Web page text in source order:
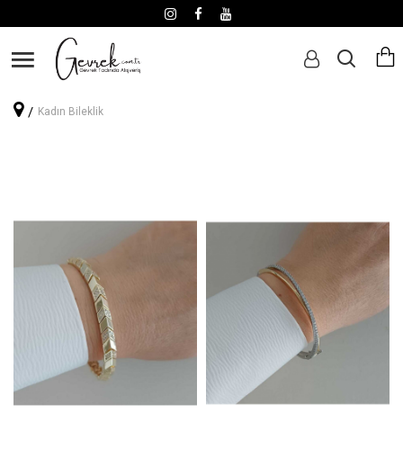
Kadın Bileklik